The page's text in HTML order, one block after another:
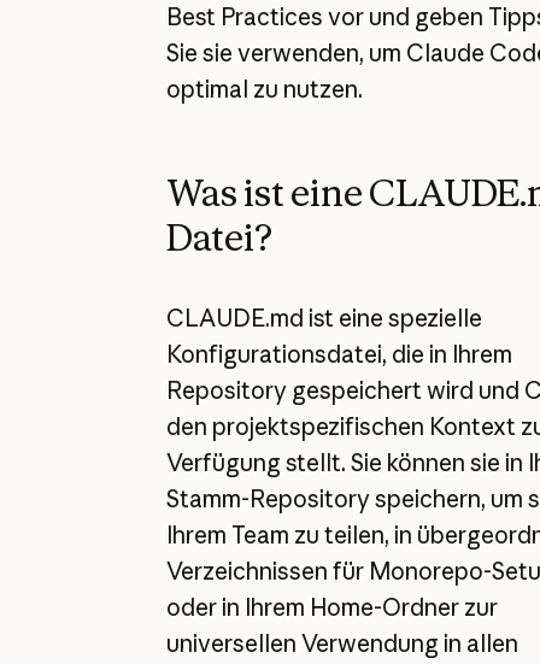
Best Practices vor und geben
Sie sie verwenden, um Claude
optimal zu nutzen.
Was ist eine
Datei?
CLAUDE.md ist eine spezielle
Konfigurationsdatei, die in Ihrem
Repository gespeichert wird und
den projektspezifischen Kontext
Verfügung stellt. Sie können sie in
Stamm-Repository speichern, um
Ihrem Team zu teilen, in
Verzeichnissen für Monorepo-
oder in Ihrem Home-Ordner zur
universellen Verwendung in allen